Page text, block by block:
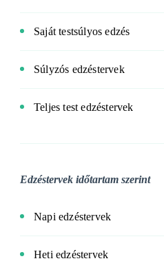
Saját testsúlyos edzés
Súlyzós edzéstervek
Teljes test edzéstervek
Edzéstervek időtartam szerint
Napi edzéstervek
Heti edzéstervek